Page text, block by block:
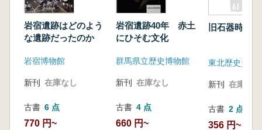
岩宿遺跡はどのよう
な遺跡だったのか
岩宿博物館
新刊 在庫なし
古書 6 点
770 円~
岩宿遺跡40年 赤土
にひそむ文化
群馬県立歴史博物館
新刊 在庫なし
古書 4 点
660 円~
旧石器時代
東北歴史資料
新刊 在庫なし
古書 2 点
356 円~